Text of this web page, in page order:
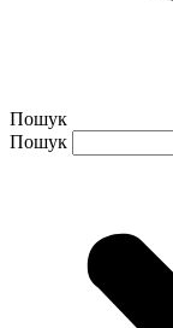
Пошук
Пошук